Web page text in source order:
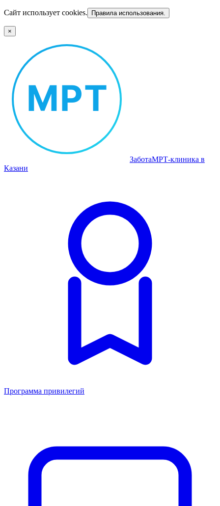
Сайт использует cookies. Правила использования.
×
ЗаботаМРТ‑клиника в
Казани
Программа привилегий